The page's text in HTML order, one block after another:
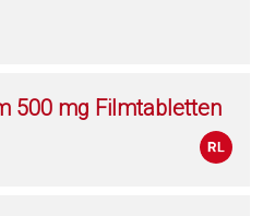
500 mg Filmtabletten